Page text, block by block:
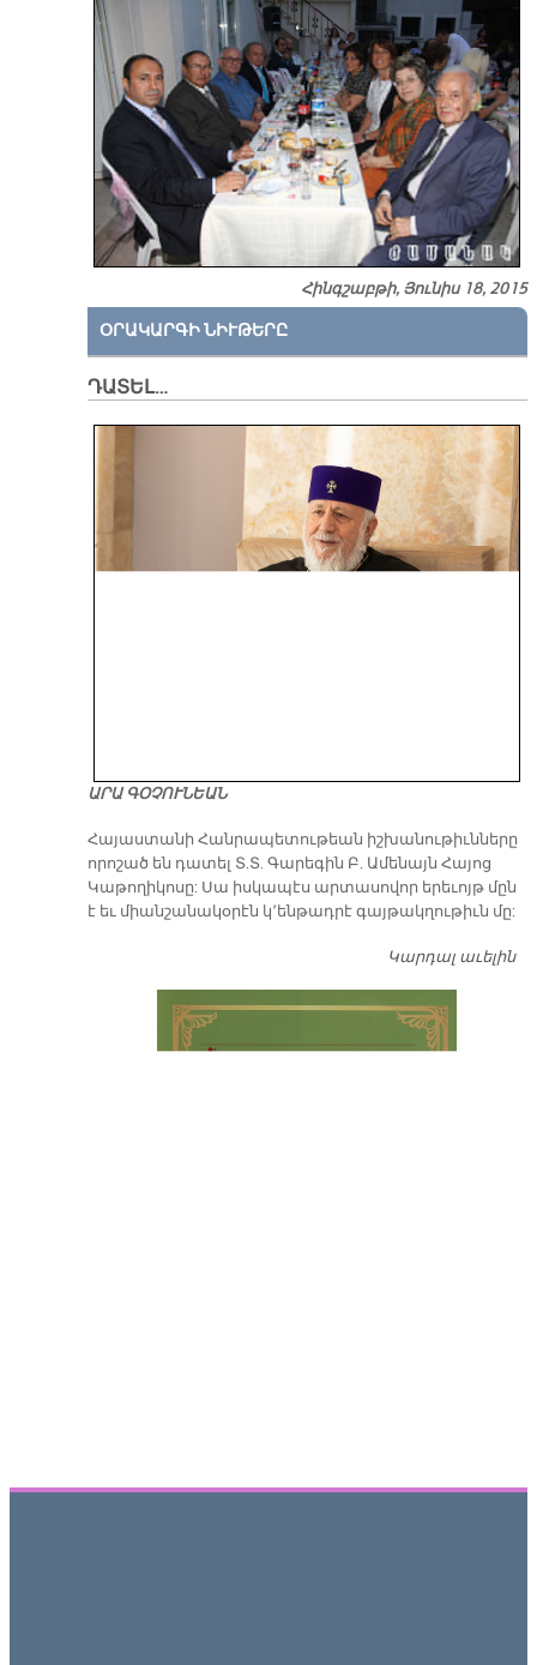
Հինգշաբթի, Յունիս 18, 2015
ՕՐԱԿԱՐԳԻ ՆԻՒԹԵՐԸ
ԴԱՏԵԼ…
ԱՐԱ ԳՕՉՈՒՆԵԱՆ
​Հայաստանի Հանրապետութեան իշխանութիւնները
որոշած են դատել Տ.Տ. Գարեգին Բ. Ամենայն Հայոց
Կաթողիկոսը: Սա իսկապէս արտասովոր երեւոյթ մըն
է եւ միանշանակօրէն կ՚ենթադրէ գայթակղութիւն մը:
Կարդալ աւելին